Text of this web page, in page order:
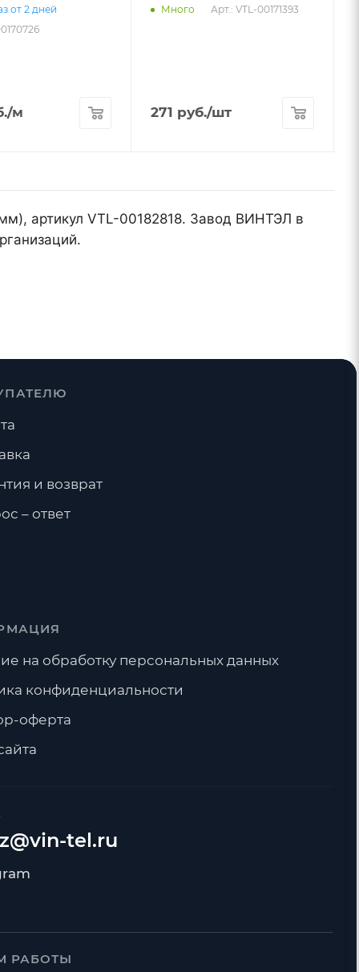
от 2 дней
/м
Много Арт.: VTL-00171393
271 руб./шт
артикул VTL-00182818. Завод ВИНТЭЛ в
tel.ru
РАБОТЫ
и возврат
– ответ
на обработку персональных данных
конфиденциальности
оферта